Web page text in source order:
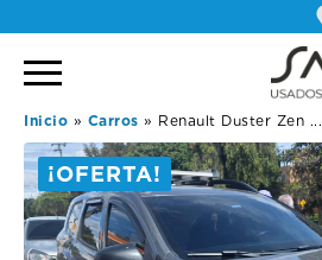
Inicio » Carros » Renault Duster Zen ...
¡OFERTA!